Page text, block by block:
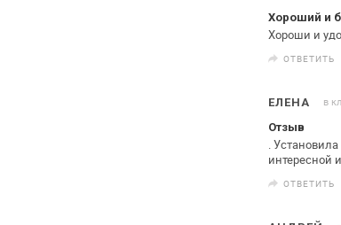
Хороший и
Хороши и
ОТВЕТИТЬ
ЕЛЕНА в
Отзыв
.
интересной
ОТВЕТИТЬ